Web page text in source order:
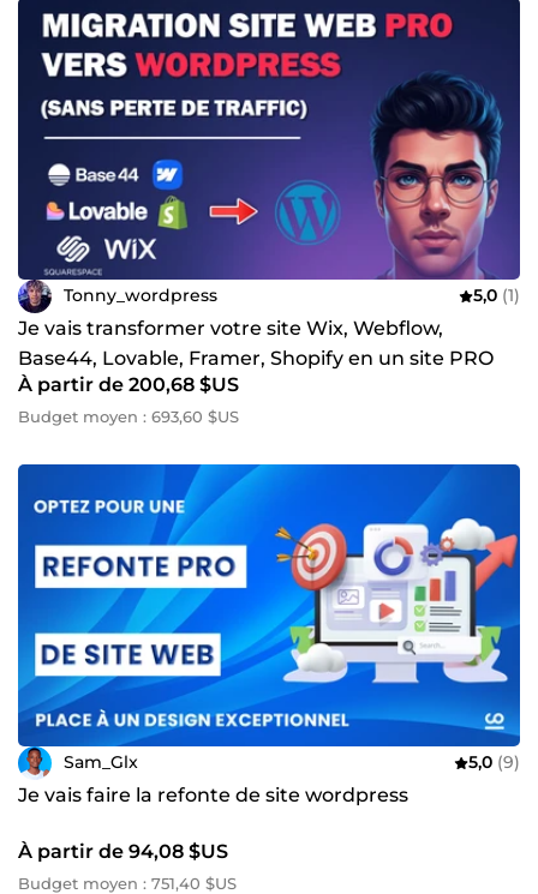
Tonny_wordpress 5,0 (1)
Je vais transformer votre site Wix, Webflow,
Base44, Lovable, Framer, Shopify en un site PRO
WORDPRESS
À partir de 200,68 $US
Budget moyen : 693,60 $US
Sam_Glx 5,0 (9)
Je vais faire la refonte de site wordpress
À partir de 94,08 $US
Budget moyen : 751,40 $US